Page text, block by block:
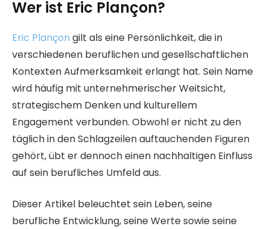
Wer ist Eric Plançon?
Eric Plançon gilt als eine Persönlichkeit, die in
verschiedenen beruflichen und gesellschaftlichen
Kontexten Aufmerksamkeit erlangt hat. Sein Name
wird häufig mit unternehmerischer Weitsicht,
strategischem Denken und kulturellem
Engagement verbunden. Obwohl er nicht zu den
täglich in den Schlagzeilen auftauchenden Figuren
gehört, übt er dennoch einen nachhaltigen Einfluss
auf sein berufliches Umfeld aus.
Dieser Artikel beleuchtet sein Leben, seine
berufliche Entwicklung, seine Werte sowie seine